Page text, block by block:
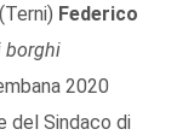
Federico
borghi
2020
del Sindaco di